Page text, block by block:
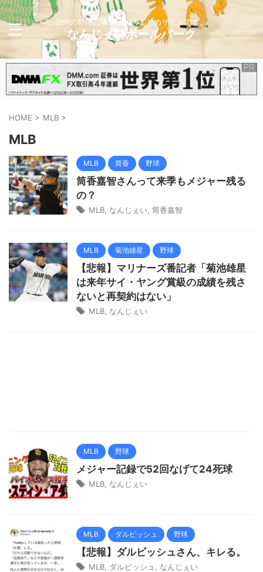
2chの野球記事メインのまとめサイトです。
なんじぇいボールパーク
HOME > MLB >
MLB
MLB 筒香 野球
筒香嘉智さんって来季もメジャー残る
の？
MLB なんじぇい 筒香嘉智
MLB 菊池雄星 野球
【悲報】マリナーズ番記者「菊池雄星
は来年サイ・ヤング賞級の成績を残さ
ないと再契約はない」
MLB なんじぇい
MLB 野球
メジャー記録で52回なげて24死球
MLB なんじぇい
MLB ダルビッシュ 野球
【悲報】ダルビッシュさん、キレる。
MLB ダルビッシュ なんじぇい